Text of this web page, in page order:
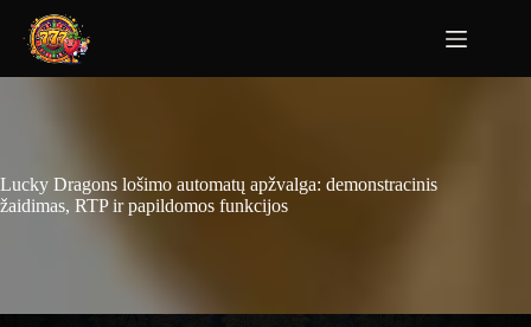
Lucky Dragons lošimo automatų apžvalga: demonstracinis
žaidimas, RTP ir papildomos funkcijos